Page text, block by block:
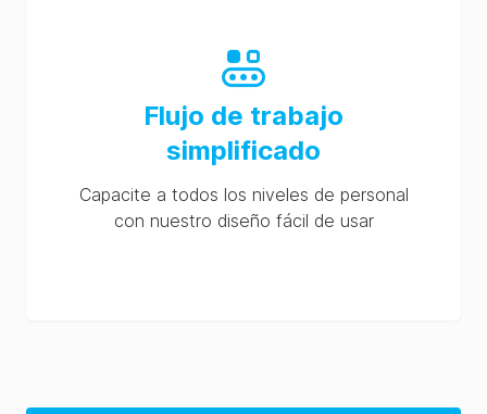
Flujo de trabajo
simplificado
Capacite a todos los niveles de personal
con nuestro diseño fácil de usar